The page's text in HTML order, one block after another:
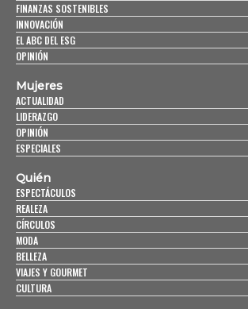
FINANZAS SOSTENIBLES
INNOVACIÓN
EL ABC DEL ESG
OPINIÓN
Mujeres
ACTUALIDAD
LIDERAZGO
OPINIÓN
ESPECIALES
Quién
ESPECTÁCULOS
REALEZA
CÍRCULOS
MODA
BELLEZA
VIAJES Y GOURMET
CULTURA